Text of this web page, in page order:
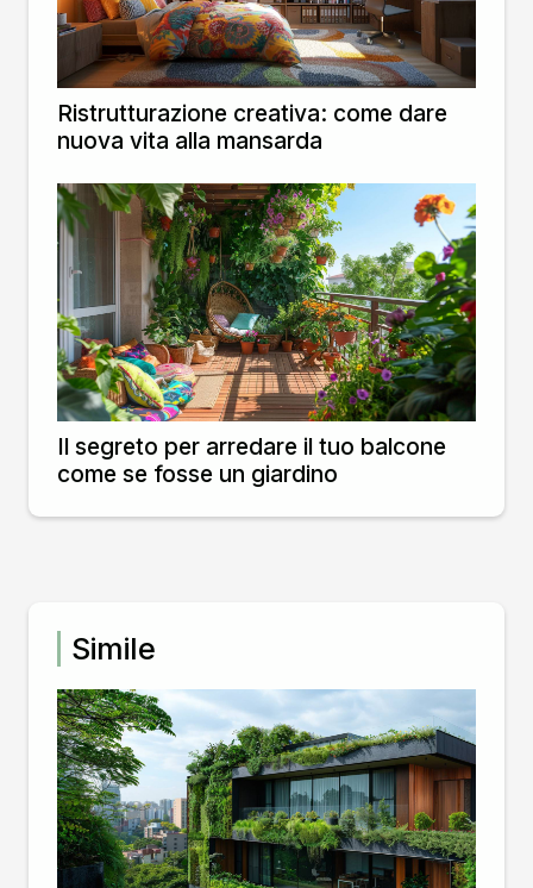
Ristrutturazione creativa: come dare
nuova vita alla mansarda
Il segreto per arredare il tuo balcone
come se fosse un giardino
Simile